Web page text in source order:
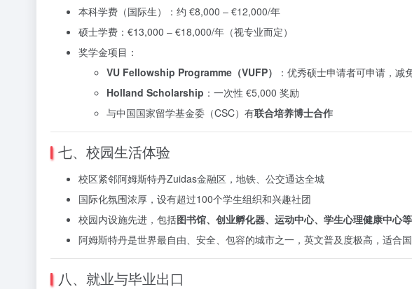
本科学费（国际生）：约 €8,000 – €12,000/年
硕士学费：€13,000 – €18,000/年（视专业而定）
奖学金项目：
VU Fellowship Programme（VUFP）
：优秀硕士申请者可申请，减
Holland Scholarship ：一次性 €5,000 奖励
与中国国家留学基金委（CSC）有联合培养博士合作
七、校园生活体验
校区紧邻阿姆斯特丹Zuidas金融区，地铁、公交通达全城
国际化氛围浓厚，设有超过100个学生组织和兴趣社团
校园内设施先进，包括图书馆、创业孵化器、运动中心、学生心理健康中心等
阿姆斯特丹是世界最自由、安全、包容的城市之一，英文普及度极高，适合
八、就业与毕业出口